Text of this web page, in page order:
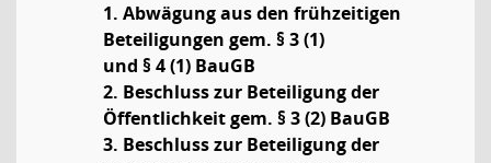
1. Abwägung aus den frühzeitigen
Beteiligungen gem. § 3 (1)
und § 4 (1) BauGB
2. Beschluss zur Beteiligung der
Öffentlichkeit gem. § 3 (2) BauGB
3. Beschluss zur Beteiligung der